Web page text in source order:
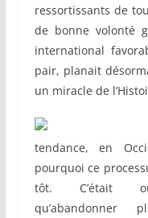
ressortissants de
de bonne volonté
international
pair, planait
un miracle de
tendance, en
pourquoi ce
tôt. C’était